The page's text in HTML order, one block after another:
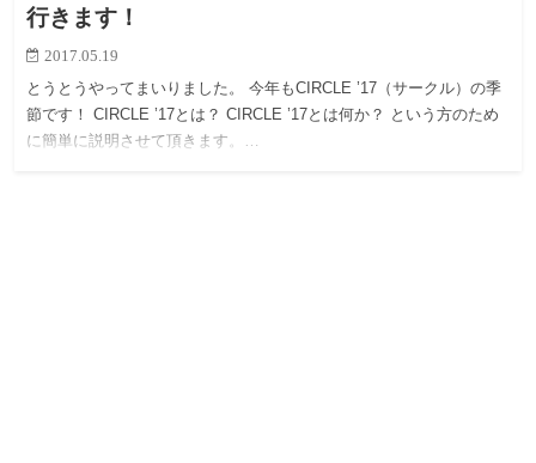
行きます！
2017.05.19
とうとうやってまいりました。 今年もCIRCLE ’17（サークル）の季
節です！ CIRCLE ’17とは？ CIRCLE ’17とは何か？ という方のため
に簡単に説明させて頂きます。…